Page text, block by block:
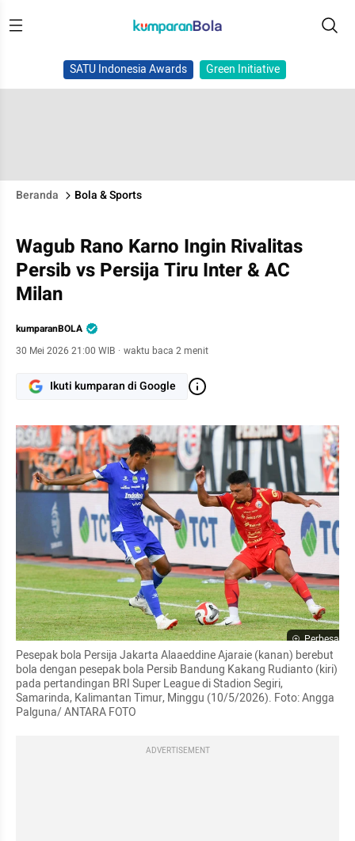
SATU Indonesia Awards Green Initiative
Beranda Bola & Sports
Wagub Rano Karno Ingin Rivalitas
Persib vs Persija Tiru Inter & AC
Milan
kumparanBOLA
30 Mei 2026 21:00 WIB · waktu baca 2 menit
Ikuti kumparan di Google
Perbesar
Pesepak bola Persija Jakarta Alaaeddine Ajaraie (kanan) berebut
bola dengan pesepak bola Persib Bandung Kakang Rudianto (kiri)
pada pertandingan BRI Super League di Stadion Segiri,
Samarinda, Kalimantan Timur, Minggu (10/5/2026). Foto: Angga
Palguna/ ANTARA FOTO
ADVERTISEMENT